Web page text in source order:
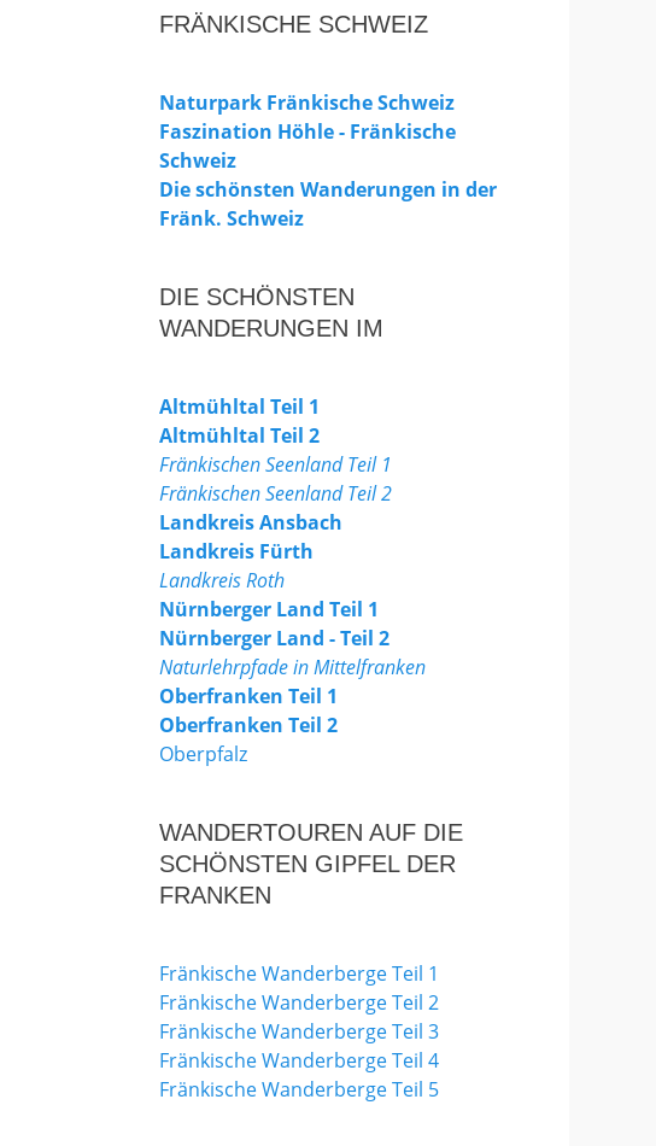
FRÄNKISCHE SCHWEIZ
Naturpark Fränkische Schweiz
Faszination Höhle - Fränkische
Schweiz
Die schönsten Wanderungen in der
Fränk. Schweiz
DIE SCHÖNSTEN
WANDERUNGEN IM
Altmühltal Teil 1
Altmühltal Teil 2
Fränkischen Seenland Teil 1
Fränkischen Seenland Teil 2
Landkreis Ansbach
Landkreis Fürth
Landkreis Roth
Nürnberger Land Teil 1
Nürnberger Land - Teil 2
Naturlehrpfade in Mittelfranken
Oberfranken Teil 1
Oberfranken Teil 2
Oberpfalz
WANDERTOUREN AUF DIE
SCHÖNSTEN GIPFEL DER
FRANKEN
Fränkische Wanderberge Teil 1
Fränkische Wanderberge Teil 2
Fränkische Wanderberge Teil 3
Fränkische Wanderberge Teil 4
Fränkische Wanderberge Teil 5